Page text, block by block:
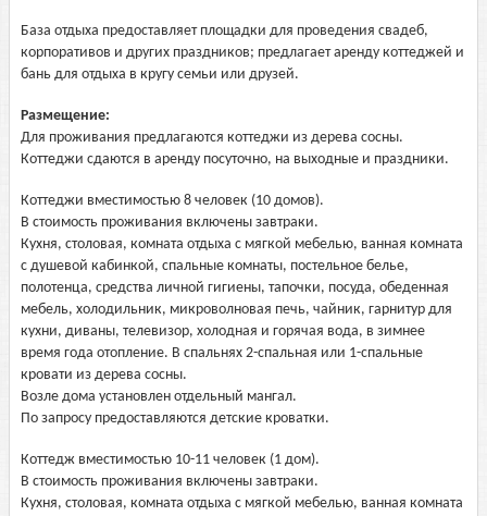
База отдыха предоставляет площадки для проведения свадеб,
корпоративов и других праздников; предлагает аренду коттеджей и
бань для отдыха в кругу семьи или друзей.
Размещение:
Для проживания предлагаются коттеджи из дерева сосны.
Коттеджи сдаются в аренду посуточно, на выходные и праздники.
Коттеджи вместимостью 8 человек (10 домов).
В стоимость проживания включены завтраки.
Кухня, столовая, комната отдыха с мягкой мебелью, ванная комната
с душевой кабинкой, спальные комнаты, постельное белье,
полотенца, средства личной гигиены, тапочки, посуда, обеденная
мебель, холодильник, микроволновая печь, чайник, гарнитур для
кухни, диваны, телевизор, холодная и горячая вода, в зимнее
время года отопление. В спальнях 2-спальная или 1-спальные
кровати из дерева сосны.
Возле дома установлен отдельный мангал.
По запросу предоставляются детские кроватки.
Коттедж вместимостью 10-11 человек (1 дом).
В стоимость проживания включены завтраки.
Кухня, столовая, комната отдыха с мягкой мебелью, ванная комната